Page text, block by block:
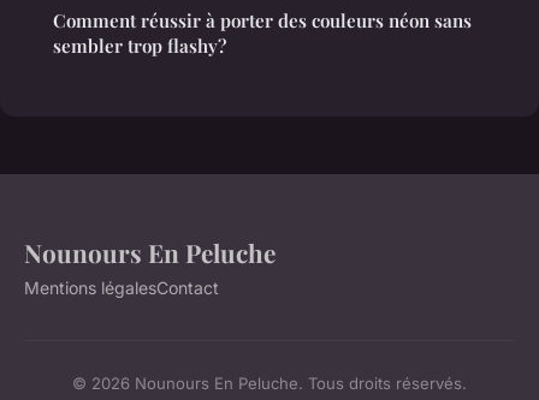
Comment réussir à porter des couleurs néon sans
sembler trop flashy?
Nounours En Peluche
Mentions légalesContact
© 2026 Nounours En Peluche. Tous droits réservés.